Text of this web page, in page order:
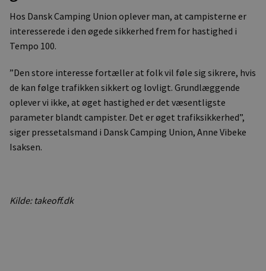
Hos Dansk Camping Union oplever man, at campisterne er
interesserede i den øgede sikkerhed frem for hastighed i
Tempo 100.
”Den store interesse fortæller at folk vil føle sig sikrere, hvis
de kan følge trafikken sikkert og lovligt. Grundlæggende
oplever vi ikke, at øget hastighed er det væsentligste
parameter blandt campister. Det er øget trafiksikkerhed”,
siger pressetalsmand i Dansk Camping Union, Anne Vibeke
Isaksen.
Kilde: takeoff.dk